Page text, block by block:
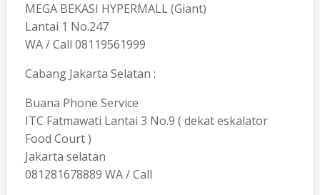
MEGA BEKASI HYPERMALL (Giant)
Lantai 1 No.247
WA / Call 08119561999
Cabang Jakarta Selatan :
Buana Phone Service
ITC Fatmawati Lantai 3 No.9 ( dekat eskalator
Food Court )
Jakarta selatan
081281678889 WA / Call